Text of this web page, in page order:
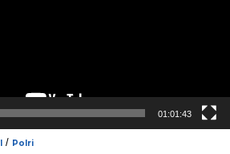
01:01:43
/ Polri